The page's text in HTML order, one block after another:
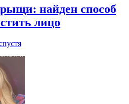
найден способ
лицо